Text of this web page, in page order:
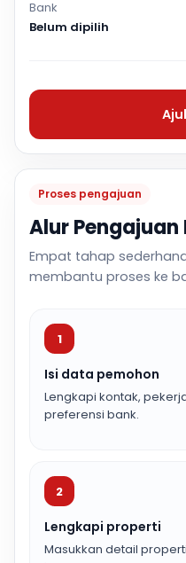
Proses pengajuan
Alur Pengajuan
Empat tahap
membantu proses ke
1
Isi data pemohon
Lengkapi kontak,
preferensi bank.
2
Lengkapi properti
Masukkan detail
Bank
Belum dipilih